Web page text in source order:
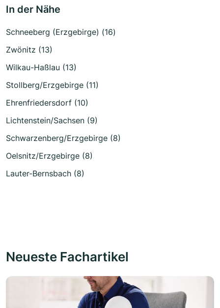
In der Nähe
Schneeberg (Erzgebirge) (16)
Zwönitz (13)
Wilkau-Haßlau (13)
Stollberg/Erzgebirge (11)
Ehrenfriedersdorf (10)
Lichtenstein/Sachsen (9)
Schwarzenberg/Erzgebirge (8)
Oelsnitz/Erzgebirge (8)
Lauter-Bernsbach (8)
Neueste Fachartikel